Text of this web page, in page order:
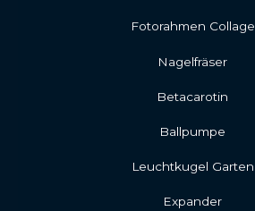
Fotorahmen Collage
Nagelfräser
Betacarotin
Ballpumpe
Leuchtkugel Garten
Expander